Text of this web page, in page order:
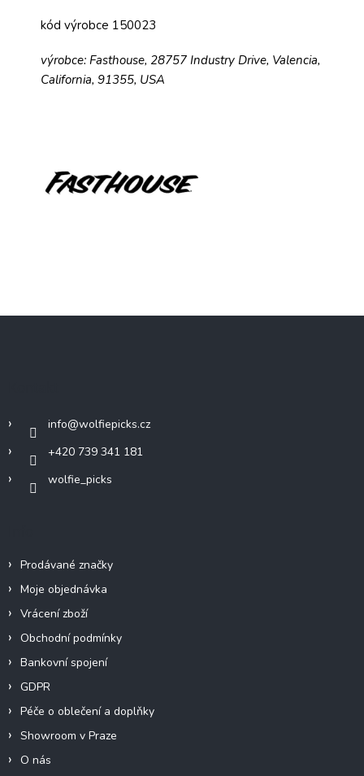
kód výrobce 150023
výrobce: Fasthouse, 28757 Industry Drive, Valencia,
California, 91355, USA
info@wolfiepicks.cz
+420 739 341 181
wolfie_picks
Prodávané značky
Moje objednávka
Vrácení zboží
Obchodní podmínky
Bankovní spojení
GDPR
Péče o oblečení a doplňky
Showroom v Praze
O nás